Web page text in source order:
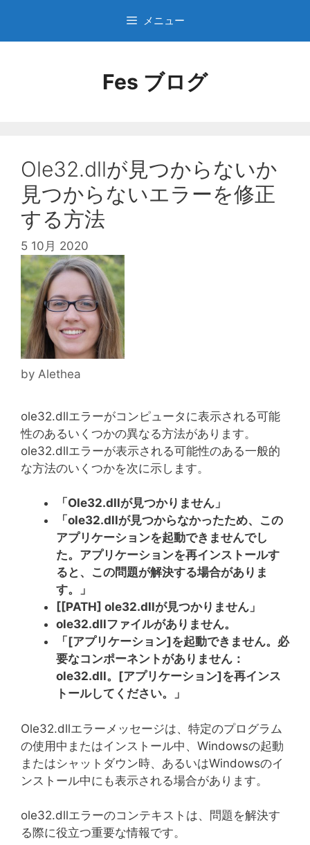
テ
メニュー
Fes ブログ
Ole32.dllが見つからないか
見つからないエラーを修正
する方法
5 10月 2020
by Alethea
ole32.dllエラーがコンピュータに表示される可能
性のあるいくつかの異なる方法があります。
ole32.dllエラーが表示される可能性のある一般的
な方法のいくつかを次に示します。
「Ole32.dllが見つかりません」
「ole32.dllが見つからなかったため、この
アプリケーションを起動できませんでし
た。アプリケーションを再インストールす
ると、この問題が解決する場合がありま
す。」
[[PATH] ole32.dllが見つかりません」
ole32.dllファイルがありません。
「[アプリケーション]を起動できません。必
要なコンポーネントがありません：
ole32.dll。[アプリケーション]を再インス
トールしてください。」
Ole32.dllエラーメッセージは、特定のプログラム
の使用中またはインストール中、Windowsの起動
またはシャットダウン時、あるいはWindowsのイ
ンストール中にも表示される場合があります。
ole32.dllエラーのコンテキストは、問題を解決す
る際に役立つ重要な情報です。